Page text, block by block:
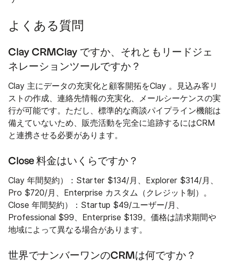
よくある質問
Clay CRMClay ですか、それともリードジェ
ネレーションツールですか？
Clay 主にデータの充実化と顧客開拓をClay 。見込み客リ
ストの作成、連絡先情報の充実化、メールシーケンスの実
行が可能です。ただし、標準的な商談パイプライン機能は
備えていないため、販売活動を完全に追跡するにはCRM
と連携させる必要があります。
Close 料金はいくらですか？
Clay 年間契約）：Starter $134/月、Explorer $314/月、
Pro $720/月、Enterprise カスタム（クレジット制）。
Close 年間契約）：Startup $49/ユーザー/月、
Professional $99、Enterprise $139。価格は請求期間や
地域によって異なる場合があります。
世界でナンバーワンのCRMは何ですか？